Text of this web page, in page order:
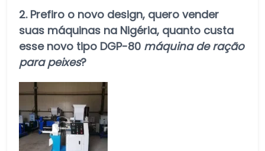
2. Prefiro o novo design, quero vender
suas máquinas na Nigéria, quanto custa
esse novo tipo DGP-80 máquina de ração
para peixes?